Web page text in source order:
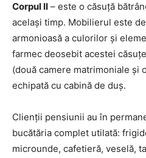
Corpul II – este o căsuţă
acelaşi timp. Mobilierul este
armonioasă a culorilor şi
farmec deosebit acestei
(două camere matrimoniale şi
echipată cu cabină de duş.
Clienţii pensiunii au în
bucătăria complet utilată:
microunde, cafetieră, veselă,